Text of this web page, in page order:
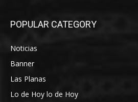
POPULAR CATEGORY
Noticias
Banner
Las Planas
Lo de Hoy lo de Hoy